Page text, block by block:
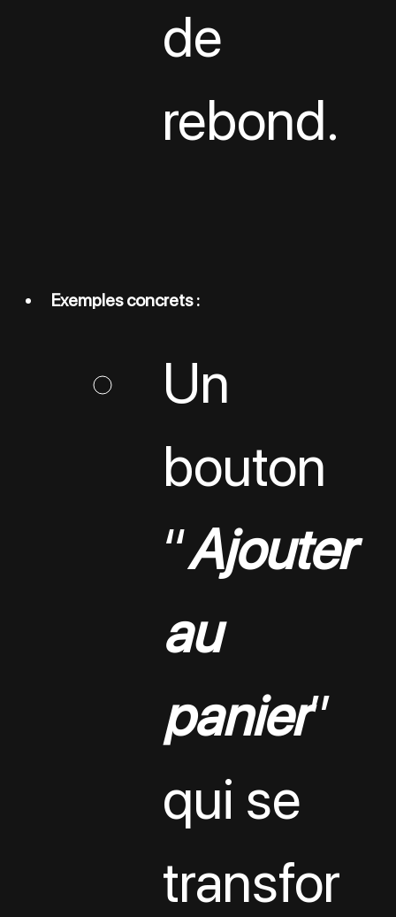
de
rebond.
Exemples concrets :
Un
bouton
“Ajouter
au
panier”
qui se
transfor